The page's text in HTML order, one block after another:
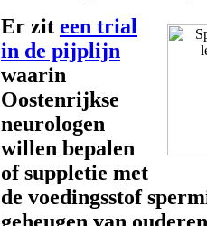
Er zit een trial
in de pijplijn
waarin
Oostenrijkse
neurologen
willen bepalen
of suppletie met
de voedingsstof